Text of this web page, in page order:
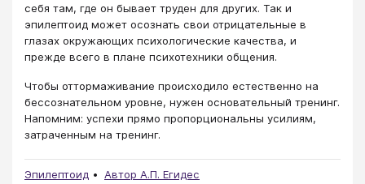
себя там, где он бывает труден для других. Так и
эпилептоид может осознать свои отрицательные в
глазах окружающих психологические качества, и
прежде всего в плане психотехники общения.
Чтобы оттормаживание происходило естественно на
бессознательном уровне, нужен основательный тренинг.
Напомним: успехи прямо пропорциональны усилиям,
затраченным на тренинг.
Эпилептоид Автор А.П. Егидес